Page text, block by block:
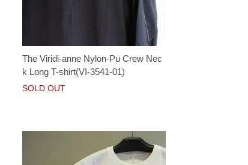
The Viridi-anne Nylon-Pu Crew Nec
k Long T-shirt(VI-3541-01)
SOLD OUT